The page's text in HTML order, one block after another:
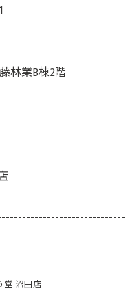
林業B棟2階
堂 沼田店